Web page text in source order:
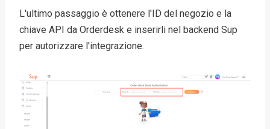
L'ultimo passaggio è ottenere l'ID del negozio e la
chiave API da Orderdesk e inserirli nel backend Sup
per autorizzare l'integrazione.